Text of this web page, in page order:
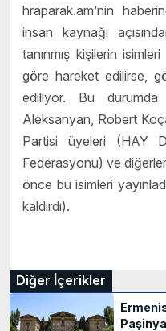
hraparak.am’nin
insan kaynağı
tanınmış kişilerin
göre hareket edilirse,
ediliyor. Bu durumda
Aleksanyan, Robert
Partisi üyeleri (HAY
Federasyonu) ve
önce bu isimleri
kaldırdı).
Diğer İçerikler